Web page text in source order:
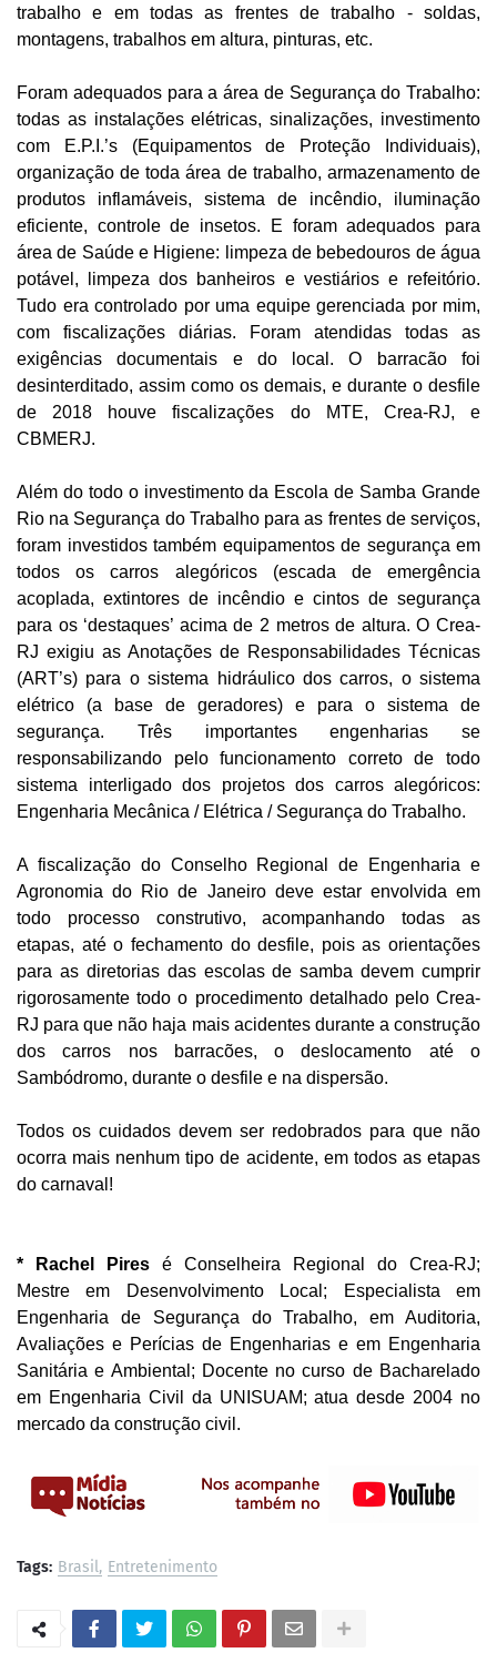
trabalho e em todas as frentes de trabalho - soldas,
montagens, trabalhos em altura, pinturas, etc.
Foram adequados para a área de Segurança do Trabalho:
todas as instalações elétricas, sinalizações, investimento
com E.P.I.’s (Equipamentos de Proteção Individuais),
organização de toda área de trabalho, armazenamento de
produtos inflamáveis, sistema de incêndio, iluminação
eficiente, controle de insetos. E foram adequados para
área de Saúde e Higiene: limpeza de bebedouros de água
potável, limpeza dos banheiros e vestiários e refeitório.
Tudo era controlado por uma equipe gerenciada por mim,
com fiscalizações diárias. Foram atendidas todas as
exigências documentais e do local. O barracão foi
desinterditado, assim como os demais, e durante o desfile
de 2018 houve fiscalizações do MTE, Crea-RJ, e
CBMERJ.
Além do todo o investimento da Escola de Samba Grande
Rio na Segurança do Trabalho para as frentes de serviços,
foram investidos também equipamentos de segurança em
todos os carros alegóricos (escada de emergência
acoplada, extintores de incêndio e cintos de segurança
para os ‘destaques’ acima de 2 metros de altura. O Crea-
RJ exigiu as Anotações de Responsabilidades Técnicas
(ART’s) para o sistema hidráulico dos carros, o sistema
elétrico (a base de geradores) e para o sistema de
segurança. Três importantes engenharias se
responsabilizando pelo funcionamento correto de todo
sistema interligado dos projetos dos carros alegóricos:
Engenharia Mecânica / Elétrica / Segurança do Trabalho.
A fiscalização do Conselho Regional de Engenharia e
Agronomia do Rio de Janeiro deve estar envolvida em
todo processo construtivo, acompanhando todas as
etapas, até o fechamento do desfile, pois as orientações
para as diretorias das escolas de samba devem cumprir
rigorosamente todo o procedimento detalhado pelo Crea-
RJ para que não haja mais acidentes durante a construção
dos carros nos barracões, o deslocamento até o
Sambódromo, durante o desfile e na dispersão.
Todos os cuidados devem ser redobrados para que não
ocorra mais nenhum tipo de acidente, em todos as etapas
do carnaval!
* Rachel Pires é Conselheira Regional do Crea-RJ;
Mestre em Desenvolvimento Local; Especialista em
Engenharia de Segurança do Trabalho, em Auditoria,
Avaliações e Perícias de Engenharias e em Engenharia
Sanitária e Ambiental; Docente no curso de Bacharelado
em Engenharia Civil da UNISUAM; atua desde 2004 no
mercado da construção civil.
Tags: Brasil Entretenimento